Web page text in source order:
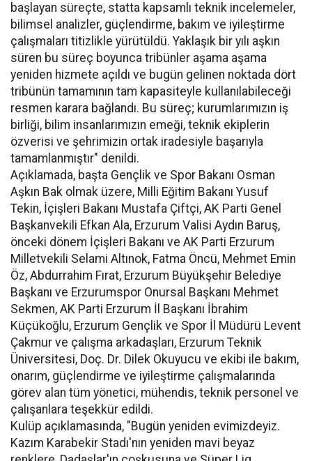
başlayan süreçte, statta kapsamlı teknik incelemeler,
bilimsel analizler, güçlendirme, bakım ve iyileştirme
çalışmaları titizlikle yürütüldü. Yaklaşık bir yılı aşkın
süren bu süreç boyunca tribünler aşama aşama
yeniden hizmete açıldı ve bugün gelinen noktada dört
tribünün tamamının tam kapasiteyle kullanılabileceği
resmen karara bağlandı. Bu süreç; kurumlarımızın iş
birliği, bilim insanlarımızın emeği, teknik ekiplerin
özverisi ve şehrimizin ortak iradesiyle başarıyla
tamamlanmıştır" denildi.
Açıklamada, başta Gençlik ve Spor Bakanı Osman
Aşkın Bak olmak üzere, Milli Eğitim Bakanı Yusuf
Tekin, İçişleri Bakanı Mustafa Çiftçi, AK Parti Genel
Başkanvekili Efkan Ala, Erzurum Valisi Aydın Baruş,
önceki dönem İçişleri Bakanı ve AK Parti Erzurum
Milletvekili Selami Altınok, Fatma Öncü, Mehmet Emin
Öz, Abdurrahim Fırat, Erzurum Büyükşehir Belediye
Başkanı ve Erzurumspor Onursal Başkanı Mehmet
Sekmen, AK Parti Erzurum İl Başkanı İbrahim
Küçükoğlu, Erzurum Gençlik ve Spor İl Müdürü Levent
Çakmur ve çalışma arkadaşları, Erzurum Teknik
Üniversitesi, Doç. Dr. Dilek Okuyucu ve ekibi ile bakım,
onarım, güçlendirme ve iyileştirme çalışmalarında
görev alan tüm yönetici, mühendis, teknik personel ve
çalışanlara teşekkür edildi.
Kulüp açıklamasında, "Bugün yeniden evimizdeyiz.
Kazım Karabekir Stadı'nın yeniden mavi beyaz